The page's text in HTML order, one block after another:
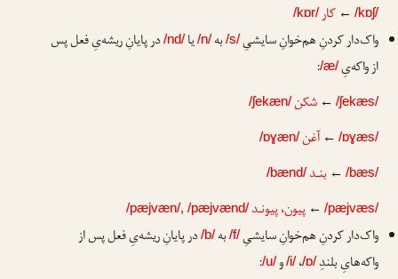
/kɒʃ/
←کار/kɒr/
واک‌دار کردنِ هم‌خوانِ سایشیِ/s/به/n/یا/nd/در پایانِ ریشه‌یِ فعل پس
از واکه‌یِ/æ/
:
/ʃekæs/
←شکن/ʃekæn/
/ɒɣæs/
←آغن/ɒɣæn/
/bæs/
← بنـد /bænd/
/pæjvæs/
←پیون، پیونـد /pæjvæn/, /pæjvænd/
واک‌دار کردنِ هم‌خوانِ سایشیِ/f/به/b/در پایانِ ریشه‌یِ فعل پس از
واکه‌هایِ بلندِ/ɒ/،/i/و/u/
: